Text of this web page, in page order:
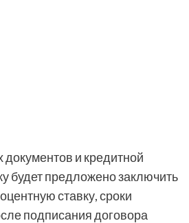
и кредитной
будет предложено заключить
ставку, сроки
подписания договора